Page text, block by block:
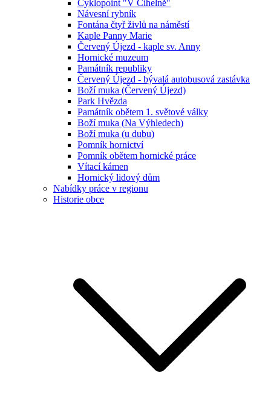
Cyklopoint "V Cihelně"
Návesní rybník
Fontána čtyř živlů na náměstí
Kaple Panny Marie
Červený Újezd - kaple sv. Anny
Hornické muzeum
Památník republiky
Červený Újezd - bývalá autobusová zastávka
Boží muka (Červený Újezd)
Park Hvězda
Památník obětem 1. světové války
Boží muka (Na Výhledech)
Boží muka (u dubu)
Pomník hornictví
Pomník obětem hornické práce
Vítací kámen
Hornický lidový dům
Nabídky práce v regionu
Historie obce